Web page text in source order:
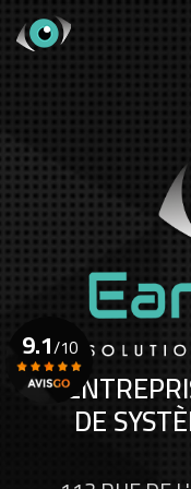
contenu
DE
9.1/10
Voir le certificat